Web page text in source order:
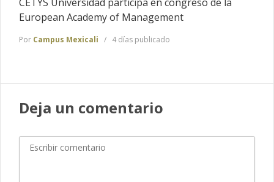
European Academy of Management
Por Campus Mexicali 4 días publicado
Deja un comentario